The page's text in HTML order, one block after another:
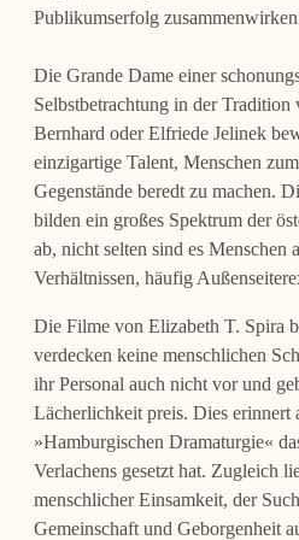
Publikumserfolg
Die Grande Dame einer
Selbstbetrachtung in der
Bernhard oder Elfriede Jelinek
einzigartige Talent, Menschen
Gegenstände beredt zu machen.
bilden ein großes Spektrum der
ab, nicht selten sind es Menschen
Verhältnissen, häufig
Die Filme von Elizabeth T. Spira
verdecken keine menschlichen
ihr Personal auch nicht vor und
Lächerlichkeit preis. Dies erinnert
»Hamburgischen Dramaturgie«
Verlachens gesetzt hat. Zugleich
menschlicher Einsamkeit, der
Gemeinschaft und Geborgenheit